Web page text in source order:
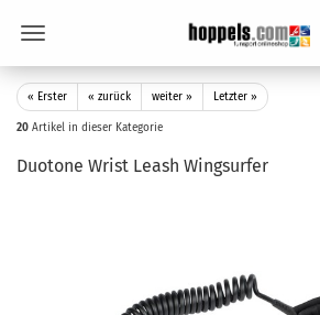
« Erster « zurück weiter » Letzter »
20 Artikel in dieser Kategorie
Duotone Wrist Leash Wingsurfer